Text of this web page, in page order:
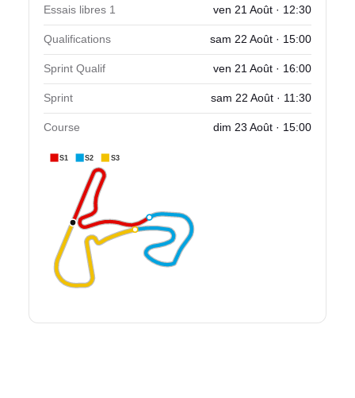
Essais libres 1 ven 21 Août · 12:30
Qualifications sam 22 Août · 15:00
Sprint Qualif ven 21 Août · 16:00
Sprint sam 22 Août · 11:30
Course dim 23 Août · 15:00
S1 S2 S3